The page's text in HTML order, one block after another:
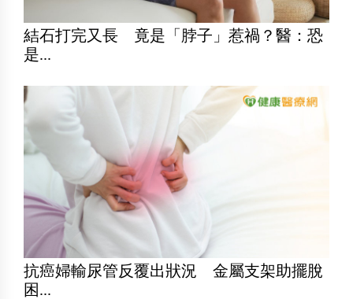
結石打完又長 竟是「脖子」惹禍？醫：恐
是...
抗癌婦輸尿管反覆出狀況 金屬支架助擺脫
困...